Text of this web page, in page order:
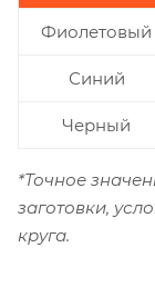
Фиолетовый
Синий
Черный
*Точное
заготовки,
круга.